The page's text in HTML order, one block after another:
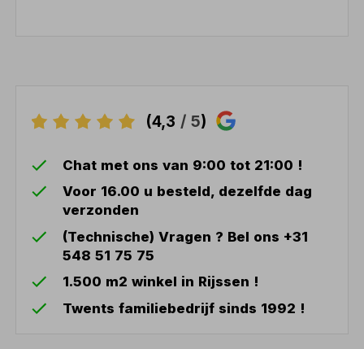
(4,3 / 5)
Chat met ons van 9:00 tot 21:00 !
Voor 16.00 u besteld, dezelfde dag
verzonden
(Technische) Vragen ? Bel ons +31
548 51 75 75
1.500 m2 winkel in Rijssen !
Twents familiebedrijf sinds 1992 !